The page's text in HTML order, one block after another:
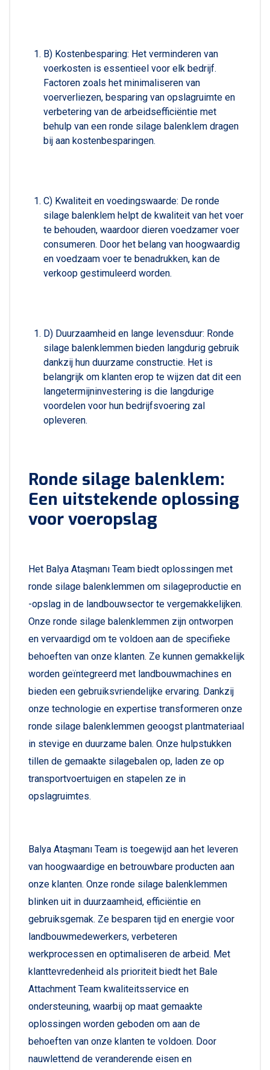
B) Kostenbesparing: Het verminderen van
voerkosten is essentieel voor elk bedrijf.
Factoren zoals het minimaliseren van
voerverliezen, besparing van opslagruimte en
verbetering van de arbeidsefficiëntie met
behulp van een ronde silage balenklem dragen
bij aan kostenbesparingen.
C) Kwaliteit en voedingswaarde: De ronde
silage balenklem helpt de kwaliteit van het voer
te behouden, waardoor dieren voedzamer voer
consumeren. Door het belang van hoogwaardig
en voedzaam voer te benadrukken, kan de
verkoop gestimuleerd worden.
D) Duurzaamheid en lange levensduur: Ronde
silage balenklemmen bieden langdurig gebruik
dankzij hun duurzame constructie. Het is
belangrijk om klanten erop te wijzen dat dit een
langetermijninvestering is die langdurige
voordelen voor hun bedrijfsvoering zal
opleveren.
Ronde silage balenklem:
Een uitstekende oplossing
voor voeropslag
Het Balya Ataşmanı Team biedt oplossingen met
ronde silage balenklemmen om silageproductie en
-opslag in de landbouwsector te vergemakkelijken.
Onze ronde silage balenklemmen zijn ontworpen
en vervaardigd om te voldoen aan de specifieke
behoeften van onze klanten. Ze kunnen gemakkelijk
worden geïntegreerd met landbouwmachines en
bieden een gebruiksvriendelijke ervaring. Dankzij
onze technologie en expertise transformeren onze
ronde silage balenklemmen geoogst plantmateriaal
in stevige en duurzame balen. Onze hulpstukken
tillen de gemaakte silagebalen op, laden ze op
transportvoertuigen en stapelen ze in
opslagruimtes.
Balya Ataşmanı Team is toegewijd aan het leveren
van hoogwaardige en betrouwbare producten aan
onze klanten. Onze ronde silage balenklemmen
blinken uit in duurzaamheid, efficiëntie en
gebruiksgemak. Ze besparen tijd en energie voor
landbouwmedewerkers, verbeteren
werkprocessen en optimaliseren de arbeid. Met
klanttevredenheid als prioriteit biedt het Bale
Attachment Team kwaliteitsservice en
ondersteuning, waarbij op maat gemaakte
oplossingen worden geboden om aan de
behoeften van onze klanten te voldoen. Door
nauwlettend de veranderende eisen en